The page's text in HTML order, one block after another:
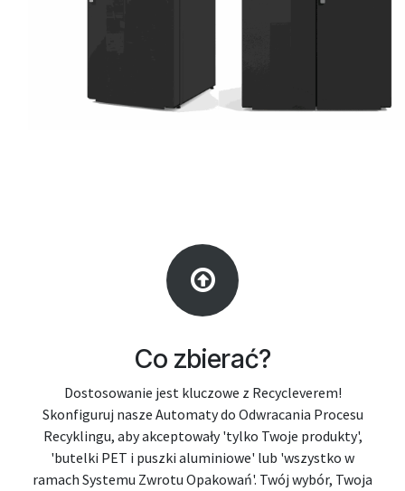
Co zbierać?
Dostosowanie jest kluczowe z Recycleverem!
Skonfiguruj nasze Automaty do Odwracania Procesu
Recyklingu, aby akceptowały 'tylko Twoje produkty',
'butelki PET i puszki aluminiowe' lub 'wszystko w
ramach Systemu Zwrotu Opakowań'. Twój wybór, Twoja